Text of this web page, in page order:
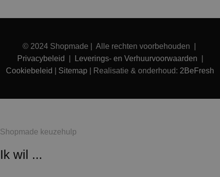
© 2024 Shopmade | Alle rechten voorbehouden |
Privacybeleid
Leverings- en Verhuurvoorwaarden
Cookiebeleid
Sitemap | Realisatie & onderhoud: 2BeFresh
Shopmade keuzehulp
Ik wil ...